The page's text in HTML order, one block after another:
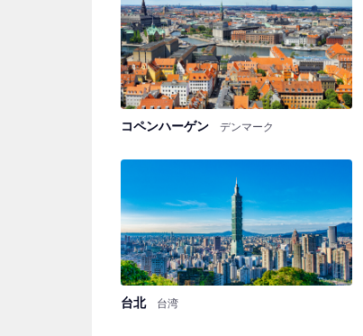
コペンハーゲン デンマーク
台北 台湾